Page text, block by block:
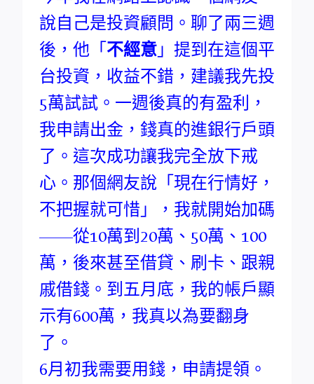
說自己是投資顧問。聊了兩三週
後，他「 不經意 」提到在這個平
台投資，收益不錯，建議我先投
5萬試試。一週後真的有盈利，
我申請出金，錢真的進銀行戶頭
了。這次成功讓我完全放下戒
心。那個網友說「現在行情好，
不把握就可惜」，我就開始加碼
——從10萬到20萬、50萬、100
萬，後來甚至借貸、刷卡、跟親
戚借錢。到五月底，我的帳戶顯
示有600萬，我真以為要翻身
了。
6月初我需要用錢，申請提領。